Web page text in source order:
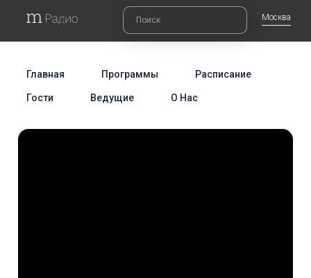
Москва
Главная Программы Расписание
Гости Ведущие О Нас